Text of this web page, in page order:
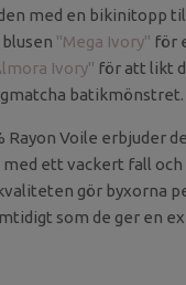
med en bikinitopp
"Mega Ivory" för
Ivory" för att likt
batikmönstret.
Rayon Voile erbjuder
ett vackert fall och
gör byxorna
som de ger en